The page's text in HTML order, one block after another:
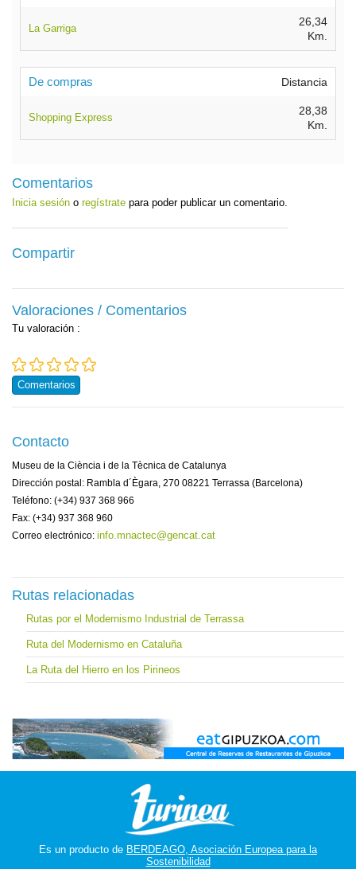
La Garriga
26,34
Km.
De compras Distancia
Shopping Express
28,38
Km.
Comentarios
Inicia sesión o regístrate para poder publicar un comentario.
Compartir
Valoraciones / Comentarios
Tu valoración :
Comentarios
Contacto
Museu de la Ciència i de la Tècnica de Catalunya
Dirección postal: Rambla d´Ègara, 270 08221 Terrassa (Barcelona)
Teléfono: (+34) 937 368 966
Fax: (+34) 937 368 960
Correo electrónico: info.mnactec@gencat.cat
Rutas relacionadas
Rutas por el Modernismo Industrial de Terrassa
Ruta del Modernismo en Cataluña
La Ruta del Hierro en los Pirineos
Es un producto de BERDEAGO, Asociación Europea para la
Sostenibilidad